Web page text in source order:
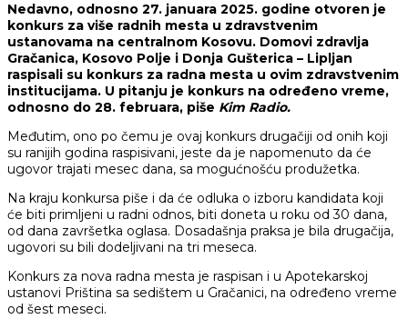
Nedavno, odnosno 27. januara 2025. godine otvoren je
konkurs za više radnih mesta u zdravstvenim
ustanovama na centralnom Kosovu. Domovi zdravlja
Gračanica, Kosovo Polje i Donja Gušterica – Lipljan
raspisali su konkurs za radna mesta u ovim zdravstvenim
institucijama. U pitanju je konkurs na određeno vreme,
odnosno do 28. februara, piše Kim Radio.
Međutim, ono po čemu je ovaj konkurs drugačiji od onih koji
su ranijih godina raspisivani, jeste da je napomenuto da će
ugovor trajati mesec dana, sa mogućnošću produžetka.
Na kraju konkursa piše i da će odluka o izboru kandidata koji
će biti primljeni u radni odnos, biti doneta u roku od 30 dana,
od dana završetka oglasa. Dosadašnja praksa je bila drugačija,
ugovori su bili dodeljivani na tri meseca.
Konkurs za nova radna mesta je raspisan i u Apotekarskoj
ustanovi Priština sa sedištem u Gračanici, na određeno vreme
od šest meseci.